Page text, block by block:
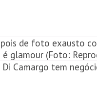
Di Camargo tem